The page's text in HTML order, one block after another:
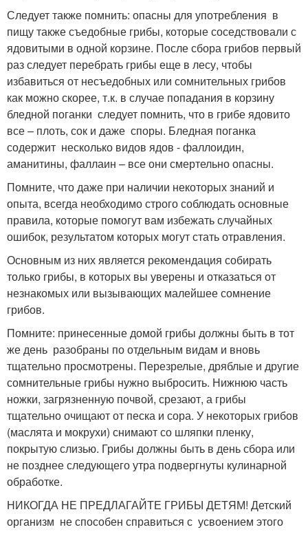
Следует также помнить: опасны для употребления в
пищу также съедобные грибы, которые соседствовали с
ядовитыми в одной корзине. После сбора грибов первый
раз следует перебрать грибы еще в лесу, чтобы
избавиться от несъедобных или сомнительных грибов
как можно скорее, т.к. в случае попадания в корзину
бледной поганки следует помнить, что в грибе ядовито
все – плоть, сок и даже споры. Бледная поганка
содержит несколько видов ядов - фаллоидин,
аманитины, фаллаин – все они смертельно опасны.
Помните, что даже при наличии некоторых знаний и
опыта, всегда необходимо строго соблюдать основные
правила, которые помогут вам избежать случайных
ошибок, результатом которых могут стать отравления.
Основным из них является рекомендация собирать
только грибы, в которых вы уверены и отказаться от
незнакомых или вызывающих малейшее сомнение
грибов.
Помните: принесенные домой грибы должны быть в тот
же день разобраны по отдельным видам и вновь
тщательно просмотрены. Перезрелые, дряблые и другие
сомнительные грибы нужно выбросить. Нижнюю часть
ножки, загрязненную почвой, срезают, а грибы
тщательно очищают от песка и сора. У некоторых грибов
(маслята и мокрухи) снимают со шляпки пленку,
покрытую слизью. Грибы должны быть в день сбора или
не позднее следующего утра подвергнуты кулинарной
обработке.
НИКОГДА НЕ ПРЕДЛАГАЙТЕ ГРИБЫ ДЕТЯМ! Детский
организм не способен справиться с усвоением этого